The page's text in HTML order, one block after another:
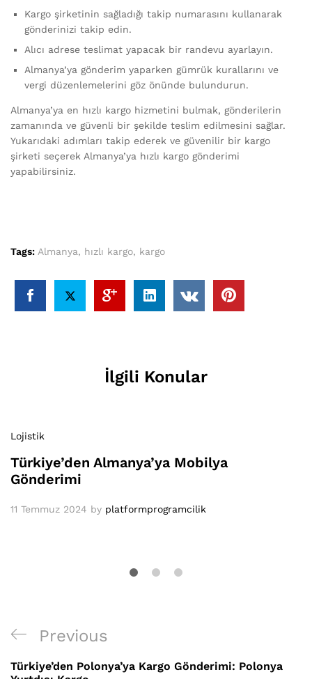
Kargo şirketinin sağladığı takip numarasını kullanarak
gönderinizi takip edin.
Alıcı adrese teslimat yapacak bir randevu ayarlayın.
Almanya’ya gönderim yaparken gümrük kurallarını ve
vergi düzenlemelerini göz önünde bulundurun.
Almanya’ya en hızlı kargo hizmetini bulmak, gönderilerin
zamanında ve güvenli bir şekilde teslim edilmesini sağlar.
Yukarıdaki adımları takip ederek ve güvenilir bir kargo
şirketi seçerek Almanya’ya hızlı kargo gönderimi
yapabilirsiniz.
Tags: Almanya, hızlı kargo, kargo
İlgili Konular
Lojistik
Türkiye’den Almanya’ya Mobilya
Gönderimi
11 Temmuz 2024 by platformprogramcilik
Yazı
gezinmesi
Previous
Post
Previous
Türkiye’den Polonya’ya Kargo Gönderimi: Polonya